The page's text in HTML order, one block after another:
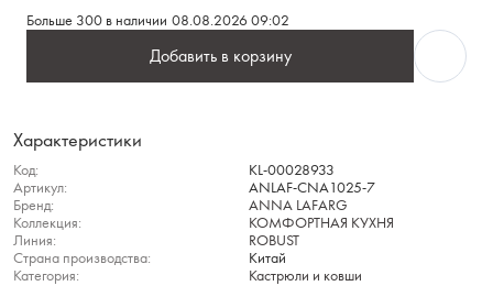
Больше 300 в наличии 08.08.2026 09:02
Добавить в корзину
Характеристики
Код:
KL-00028933
Артикул:
ANLAF-CNA1025-7
Бренд:
ANNA LAFARG
Коллекция:
КОМФОРТНАЯ КУХНЯ
Линия:
ROBUST
Страна производства:
Китай
Категория:
Кастрюли и ковши